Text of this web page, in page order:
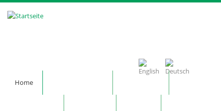
Direkt zum Inhalt
Home